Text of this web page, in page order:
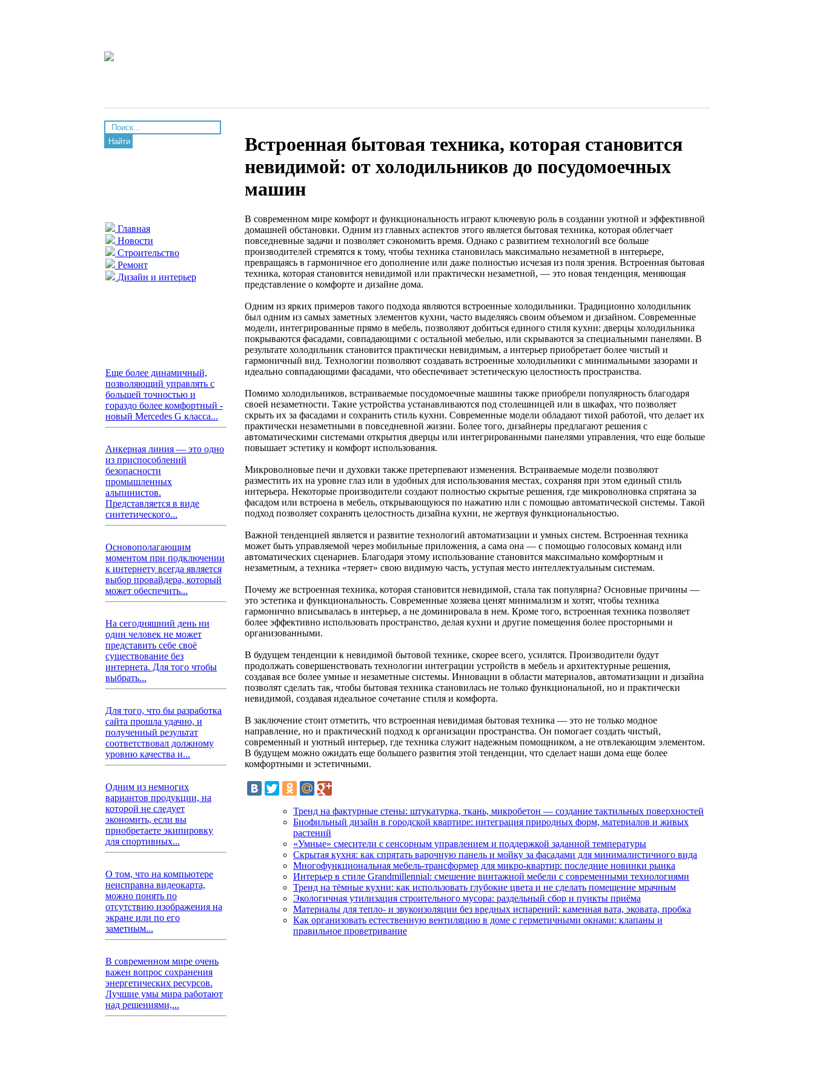
Найти
Главная
Новости
Строительство
Ремонт
Дизайн и интерьер
Еще более динамичный,
позволяющий управлять с
большей точностью и
гораздо более комфортный -
новый Mercedes G класса...
Анкерная линия — это одно
из приспособлений
безопасности
промышленных
альпинистов.
Представляется в виде
синтетического...
Основополагающим
моментом при подключении
к интернету всегда является
выбор провайдера, который
может обеспечить...
На сегодняшний день ни
один человек не может
представить себе своё
существование без
интернета. Для того чтобы
выбрать...
Для того, что бы разработка
сайта прошла удачно, и
полученный результат
соответствовал должному
уровню качества и...
Одним из немногих
вариантов продукции, на
которой не следует
экономить, если вы
приобретаете экипировку
для спортивных...
О том, что на компьютере
неисправна видеокарта,
можно понять по
отсутствию изображения на
экране или по его
заметным...
В современном мире очень
важен вопрос сохранения
энергетических ресурсов.
Лучшие умы мира работают
над решениями,...
Встроенная бытовая техника, которая становится
невидимой: от холодильников до посудомоечных
машин
В современном мире комфорт и функциональность играют ключевую роль в создании уютной и эффективной
домашней обстановки. Одним из главных аспектов этого является бытовая техника, которая облегчает
повседневные задачи и позволяет сэкономить время. Однако с развитием технологий все больше
производителей стремятся к тому, чтобы техника становилась максимально незаметной в интерьере,
превращаясь в гармоничное его дополнение или даже полностью исчезая из поля зрения. Встроенная бытовая
техника, которая становится невидимой или практически незаметной, — это новая тенденция, меняющая
представление о комфорте и дизайне дома.
Одним из ярких примеров такого подхода являются встроенные холодильники. Традиционно холодильник
был одним из самых заметных элементов кухни, часто выделяясь своим объемом и дизайном. Современные
модели, интегрированные прямо в мебель, позволяют добиться единого стиля кухни: дверцы холодильника
покрываются фасадами, совпадающими с остальной мебелью, или скрываются за специальными панелями. В
результате холодильник становится практически невидимым, а интерьер приобретает более чистый и
гармоничный вид. Технологии позволяют создавать встроенные холодильники с минимальными зазорами и
идеально совпадающими фасадами, что обеспечивает эстетическую целостность пространства.
Помимо холодильников, встраиваемые посудомоечные машины также приобрели популярность благодаря
своей незаметности. Такие устройства устанавливаются под столешницей или в шкафах, что позволяет
скрыть их за фасадами и сохранить стиль кухни. Современные модели обладают тихой работой, что делает их
практически незаметными в повседневной жизни. Более того, дизайнеры предлагают решения с
автоматическими системами открытия дверцы или интегрированными панелями управления, что еще больше
повышает эстетику и комфорт использования.
Микроволновые печи и духовки также претерпевают изменения. Встраиваемые модели позволяют
разместить их на уровне глаз или в удобных для использования местах, сохраняя при этом единый стиль
интерьера. Некоторые производители создают полностью скрытые решения, где микроволновка спрятана за
фасадом или встроена в мебель, открывающуюся по нажатию или с помощью автоматической системы. Такой
подход позволяет сохранять целостность дизайна кухни, не жертвуя функциональностью.
Важной тенденцией является и развитие технологий автоматизации и умных систем. Встроенная техника
может быть управляемой через мобильные приложения, а сама она — с помощью голосовых команд или
автоматических сценариев. Благодаря этому использование становится максимально комфортным и
незаметным, а техника «теряет» свою видимую часть, уступая место интеллектуальным системам.
Почему же встроенная техника, которая становится невидимой, стала так популярна? Основные причины —
это эстетика и функциональность. Современные хозяева ценят минимализм и хотят, чтобы техника
гармонично вписывалась в интерьер, а не доминировала в нем. Кроме того, встроенная техника позволяет
более эффективно использовать пространство, делая кухни и другие помещения более просторными и
организованными.
В будущем тенденции к невидимой бытовой технике, скорее всего, усилятся. Производители будут
продолжать совершенствовать технологии интеграции устройств в мебель и архитектурные решения,
создавая все более умные и незаметные системы. Инновации в области материалов, автоматизации и дизайна
позволят сделать так, чтобы бытовая техника становилась не только функциональной, но и практически
невидимой, создавая идеальное сочетание стиля и комфорта.
В заключение стоит отметить, что встроенная невидимая бытовая техника — это не только модное
направление, но и практический подход к организации пространства. Он помогает создать чистый,
современный и уютный интерьер, где техника служит надежным помощником, а не отвлекающим элементом.
В будущем можно ожидать еще большего развития этой тенденции, что сделает наши дома еще более
комфортными и эстетичными.
Тренд на фактурные стены: штукатурка, ткань, микробетон — создание тактильных поверхностей
Биофильный дизайн в городской квартире: интеграция природных форм, материалов и живых
растений
«Умные» смесители с сенсорным управлением и поддержкой заданной температуры
Скрытая кухня: как спрятать варочную панель и мойку за фасадами для минималистичного вида
Многофункциональная мебель-трансформер для микро-квартир: последние новинки рынка
Интерьер в стиле Grandmillennial: смешение винтажной мебели с современными технологиями
Тренд на тёмные кухни: как использовать глубокие цвета и не сделать помещение мрачным
Экологичная утилизация строительного мусора: раздельный сбор и пункты приёма
Материалы для тепло- и звукоизоляции без вредных испарений: каменная вата, эковата, пробка
Как организовать естественную вентиляцию в доме с герметичными окнами: клапаны и
правильное проветривание